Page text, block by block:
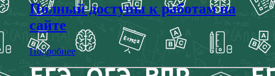
Полный доступы к работам на
сайте
Подробнее